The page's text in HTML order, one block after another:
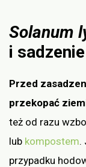
Solanum
i sadzenie
Przed
przekopać
też od razu
lub kompostem.
przypadku